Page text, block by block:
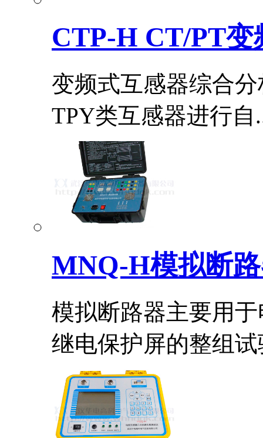
CTP-H CT/PT变
变频式互感器综合
TPY类互感器进行自
MNQ-H模拟断
模拟断路器主要用
继电保护屏的整组试